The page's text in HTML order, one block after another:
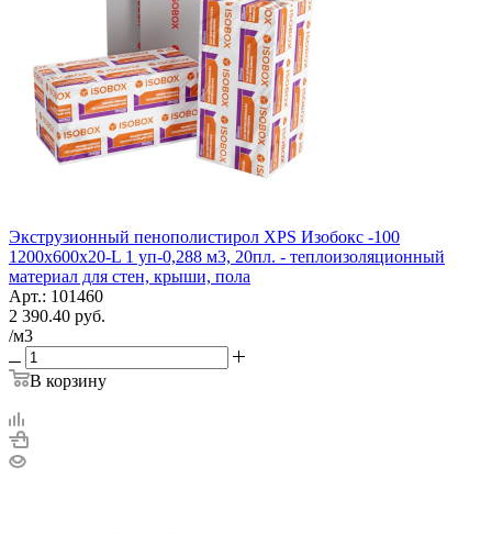
Экструзионный пенополистирол XPS Изобокс -100
1200x600x20-L 1 уп-0,288 м3, 20пл. - теплоизоляционный
материал для стен, крыши, пола
Арт.: 101460
2 390.40 руб.
/м3
В корзину